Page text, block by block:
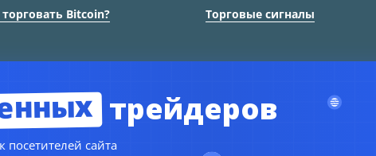
торговать Bitcoin?
Торговые сигналы
© Copyright 2024
трейдеров
сайта